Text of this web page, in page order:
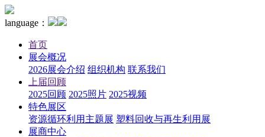
language：
首页
展会概况
2026展会介绍 组织机构 联系我们
上届回顾
2025回顾 2025照片 2025视频
特色展区
资源循环利用主题展 塑料回收与再生利用展
展商中心